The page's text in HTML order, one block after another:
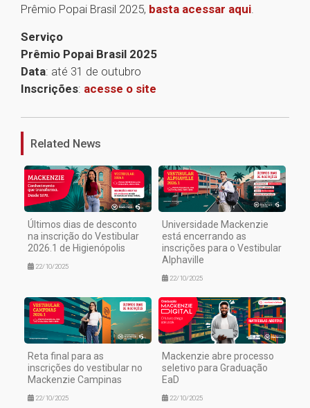
Prêmio Popai Brasil 2025, basta acessar aqui.
Serviço
Prêmio Popai Brasil 2025
Data: até 31 de outubro
Inscrições: acesse o site
1
Related News
Últimos dias de desconto
na inscrição do Vestibular
2026.1 de Higienópolis
22/10/2025
Universidade Mackenzie
está encerrando as
inscrições para o Vestibular
Alphaville
22/10/2025
Reta final para as
inscrições do vestibular no
Mackenzie Campinas
22/10/2025
Mackenzie abre processo
seletivo para Graduação
EaD
22/10/2025